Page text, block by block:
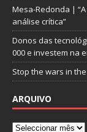
Mesa-Redonda |
análise crítica”
Donos das
000 e investem na
Stop the wars in
ARQUIVO